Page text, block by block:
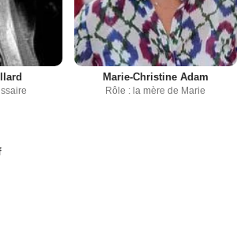
Marie-Christine Adam
Rôle : la mère de Marie